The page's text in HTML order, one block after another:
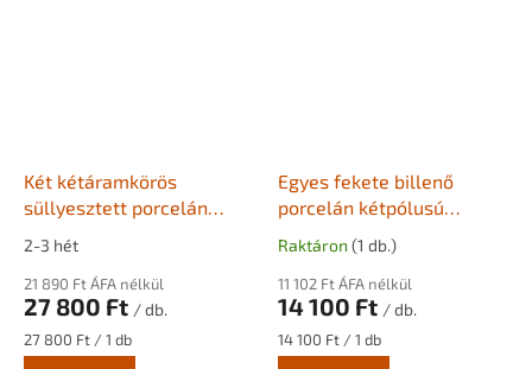
Két kétáramkörös
süllyesztett porcelán
sorolókeretben - YAGO
2-3 hét
21 890 Ft ÁFA nélkül
27 800 Ft / db.
Egységár:
27 800 Ft / 1 db
Egyes fekete billenő
porcelán kétpólusú
kapcsoló, fekete kerettel
Raktáron (1 db.)
11 102 Ft ÁFA nélkül
14 100 Ft / db.
Egységár:
14 100 Ft / 1 db